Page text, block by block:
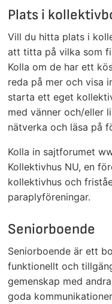
Plats i
Vill du hitta plats i
att titta på vilka som
Kolla om de har ett
reda på mer och visa
starta ett eget
med vänner och/eller
nätverka och läsa på
Kolla in sajtforumet
Kollektivhus NU, en
kollektivhus och
paraplyföreningar.
Seniorboende
Seniorboende är ett
funktionellt och
gemenskap med
goda